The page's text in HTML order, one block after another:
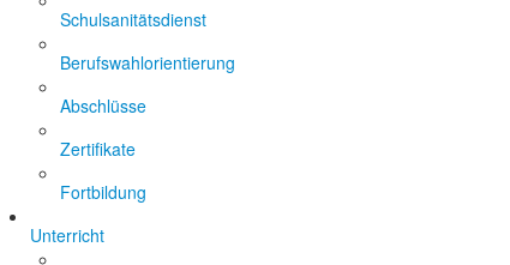
Schulsanitätsdienst
Berufswahlorientierung
Abschlüsse
Zertifikate
Fortbildung
Unterricht